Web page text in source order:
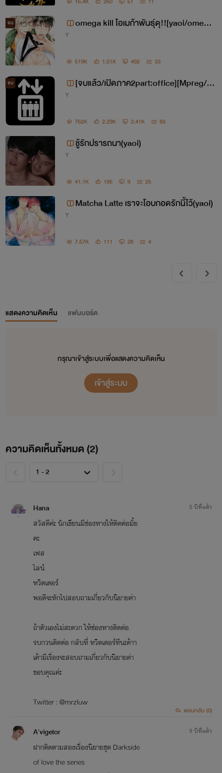
จบ
omega kill โอเมก้าพันธุ์ดุ!![yaoi/omega
Y
519K 1.01K 492 33
จบ
[จบแล้ว/เปิดภาค2part:office][Mpreg/ya
Y
762K 2.29K 2.41K 83
ชู้รักปรารถนา(yaoi)
Y
41.1K 195 9 25
Matcha Latte เราจะโอบกอดรักนี้ไว้(yaoi)
Y
7.57K 111 28 4
แสดงความคิดเห็น แฟนบอร์ด
กรุณาเข้าสู่ระบบเพื่อแสดงความคิดเห็น
เข้าสู่ระบบ
ความคิดเห็นทั้งหมด (2)
Hana
สวัสดีค่ะ นักเขียนมีช่องทางให้ติดต่อมั้ย
คะ
เฟส
ไลน์
ทวิตเตอร์
พอดีจะทักไปสอบถามเกี่ยวกับนิยายค่า
ถ้าตัวเองไม่สะดวก ให้ช่องทางติดต่อ
รบกวนติดต่อ กลับที่ ทวิตเตอร์ทีนะค้าา
เค้ามีเรื่องจะสอบถามเกี่ยวกับนิยายค่า
ขอบคุณค่ะ
Twitter : @mrzluw
5 ปีที่แล้ว
ตอบกลับ (0)
A'vigetor
ฝากติดตามสองเรื่องนิยายชุด Darkside
of love the series
9 ปีที่แล้ว